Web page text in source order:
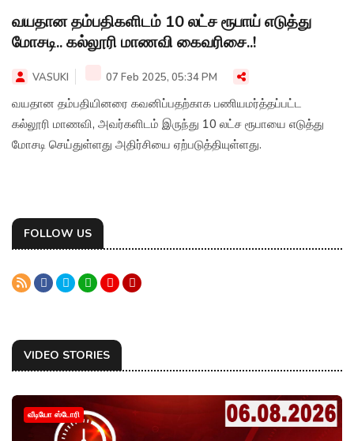
வயதான தம்பதிகளிடம் 10 லட்ச ரூபாய் எடுத்து
மோசடி.. கல்லூரி மாணவி கைவரிசை..!
VASUKI 07 Feb 2025, 05:34 PM
வயதான தம்பதியினரை கவனிப்பதற்காக பணியமர்த்தப்பட்ட
கல்லூரி மாணவி, அவர்களிடம் இருந்து 10 லட்ச ரூபாயை எடுத்து
மோசடி செய்துள்ளது அதிர்சியை ஏற்படுத்தியுள்ளது.
FOLLOW US
VIDEO STORIES
வீடியோ ஸ்டோரி